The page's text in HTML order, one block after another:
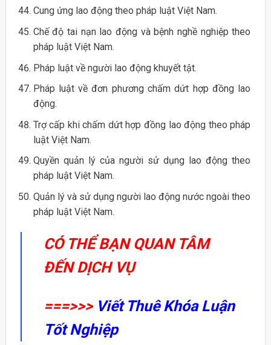
Cung ứng lao động theo pháp luật Việt Nam.
Chế độ tai nạn lao động và bệnh nghề nghiệp theo
pháp luật Việt Nam.
Pháp luật về người lao động khuyết tật.
Pháp luật về đơn phương chấm dứt hợp đồng lao
động.
Trợ cấp khi chấm dứt hợp đồng lao động theo pháp
luật Việt Nam.
Quyền quản lý của người sử dụng lao động theo
pháp luật Việt Nam.
Quản lý và sử dụng người lao động nước ngoài theo
pháp luật Việt Nam.
CÓ THỂ BẠN QUAN TÂM
ĐẾN DỊCH VỤ
===>>> Viết Thuê Khóa Luận
Tốt Nghiệp